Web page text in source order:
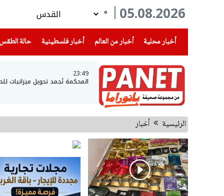
05.08.2026
°
أخبار محلية
(current) أخبار من العالم أخبار فلسطينية(current) حالة الطقس
23:49
المحكمة تُجمد تحويل ميزانيات
الرئيسية أخبار